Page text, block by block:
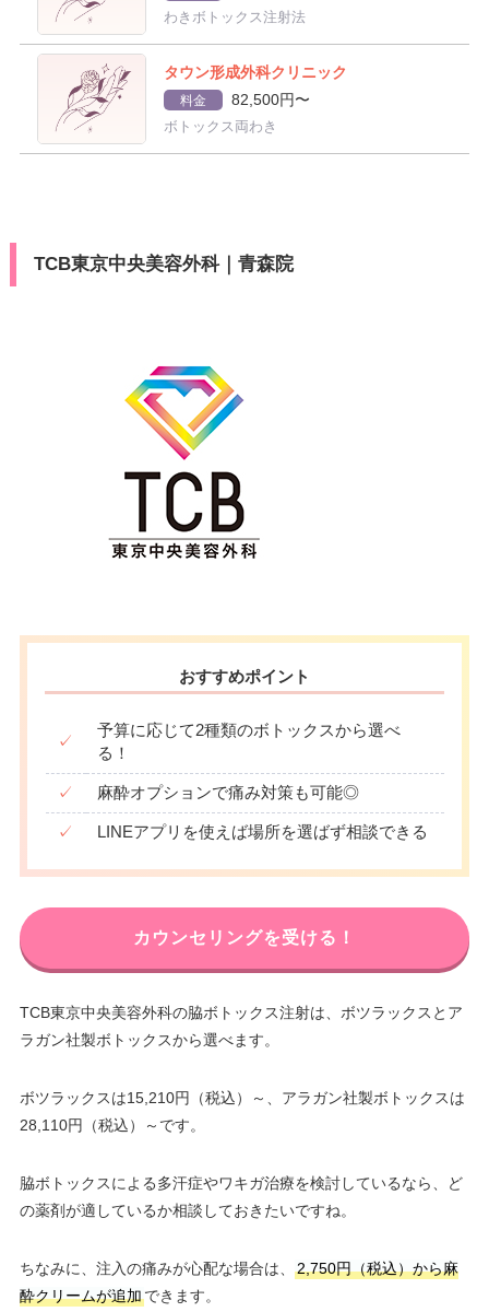
わきボトックス注射法
タウン形成外科クリニック
料金 82,500円〜
ボトックス両わき
TCB東京中央美容外科｜青森院
おすすめポイント
✓
予算に応じて2種類のボトックスから選べ
る！
✓ 麻酔オプションで痛み対策も可能◎
✓ LINEアプリを使えば場所を選ばず相談できる
カウンセリングを受ける！
TCB東京中央美容外科の脇ボトックス注射は、ボツラックスとア
ラガン社製ボトックスから選べます。
ボツラックスは15,210円（税込）～、アラガン社製ボトックスは
28,110円（税込）～です。
脇ボトックスによる多汗症やワキガ治療を検討しているなら、ど
の薬剤が適しているか相談しておきたいですね。
ちなみに、注入の痛みが心配な場合は、
2,750円（税込）から麻
酔クリームが追加できます。